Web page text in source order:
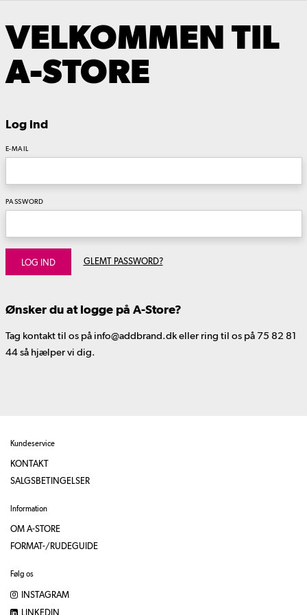
VELKOMMEN TIL
A-STORE
Log ind
E-MAIL
PASSWORD
LOG IND GLEMT PASSWORD?
Ønsker du at logge på A-Store?
Tag kontakt til os på info@addbrand.dk eller ring til os på 75 82 81
44 så hjælper vi dig.
Kundeservice
KONTAKT
SALGSBETINGELSER
Information
OM A-STORE
FORMAT-/RUDEGUIDE
Følg os
INSTAGRAM